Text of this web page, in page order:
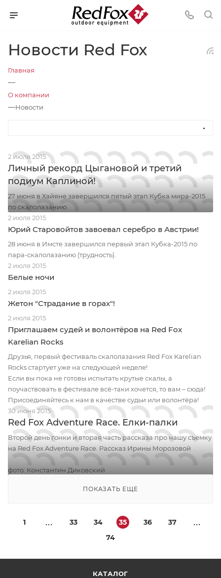
Новости Red Fox
Главная
—
О компании
—Новости
2 июля 2015
Личный рекорд Цыгановой и третий
подиум Каплиной!
27 июня в Хайяне завершился пятый этап Кубка мира-2015
по скалолазанию.
2 июля 2015
Юрий Старовойтов завоевал серебро в Австрии!
28 июня в Имсте завершился первый этап Кубка-2015 по
пара-скалолазанию (трудность).
2 июля 2015
Белые ночи
2 июля 2015
Жетон "Страдание в горах"!
2 июля 2015
Приглашаем судей и волонтёров на Red Fox
Karelian Rocks
Друзья, первый фестиваль скалолазания Red Fox Karelian
Rocks стартует уже на следующей неделе!
Если вы пока не готовы испытать крутые скалы, а
поучаствовать в фестивале всё-таки хочется, то вам – сюда!
Присоединяйтесь к нам в качестве судьи или волонтёра!
30 июня 2015
Red Fox Adventure Race. Елки-палки
Второй день гонки и вторая часть рассказа про нашу съемку
на Red Fox Adventure Race. Рассказ Ирины Морозовой
фото: Константин Диковский
ПОКАЗАТЬ ЕЩЕ
1 33 34 35 36
37
74
КАТАЛОГ